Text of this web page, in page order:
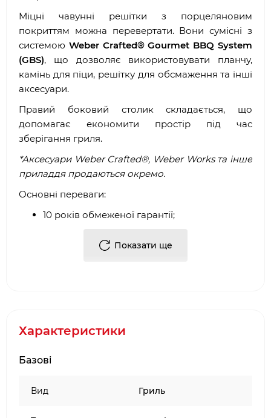
Міцні чавунні решітки з порцеляновим
покриттям можна перевертати. Вони сумісні з
системою Weber Crafted® Gourmet BBQ System
(GBS), що дозволяє використовувати планчу,
камінь для піци, решітку для обсмаження та інші
аксесуари.
Правий боковий столик складається, що
допомагає економити простір під час
зберігання гриля.
*Аксесуари Weber Crafted®, Weber Works та інше
приладдя продаються окремо.
Основні переваги:
10 років обмеженої гарантії;
потужності на 40% у зоні Sear Zone;
сумісність із Gourmet BBQ System;
Weber Crafted®;
точне та рівномірне регулювання
Показати ще
Характеристики
Базові
Вид Гриль